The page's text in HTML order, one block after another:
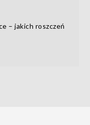
– jakich roszczeń